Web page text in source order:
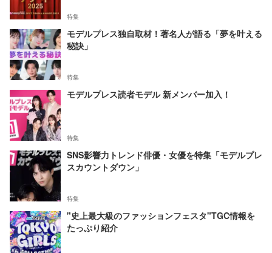
特集
モデルプレス独自取材！著名人が語る「夢を叶える
秘訣」
特集
モデルプレス読者モデル 新メンバー加入！
特集
SNS影響力トレンド俳優・女優を特集「モデルプレ
スカウントダウン」
特集
"史上最大級のファッションフェスタ"TGC情報を
たっぷり紹介